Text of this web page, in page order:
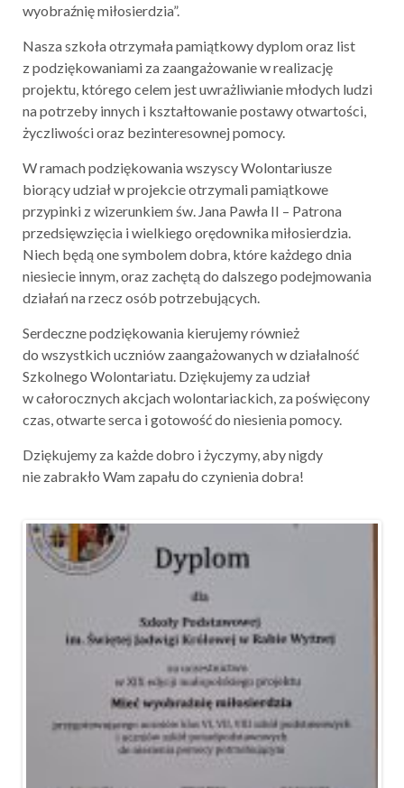
wyobraźnię miłosierdzia”.
Nasza szkoła otrzymała pamiątkowy dyplom oraz list
z podziękowaniami za zaangażowanie w realizację
projektu, którego celem jest uwrażliwianie młodych ludzi
na potrzeby innych i kształtowanie postawy otwartości,
życzliwości oraz bezinteresownej pomocy.
W ramach podziękowania wszyscy Wolontariusze
biorący udział w projekcie otrzymali pamiątkowe
przypinki z wizerunkiem św. Jana Pawła II – Patrona
przedsięwzięcia i wielkiego orędownika miłosierdzia.
Niech będą one symbolem dobra, które każdego dnia
niesiecie innym, oraz zachętą do dalszego podejmowania
działań na rzecz osób potrzebujących.
Serdeczne podziękowania kierujemy również
do wszystkich uczniów zaangażowanych w działalność
Szkolnego Wolontariatu. Dziękujemy za udział
w całorocznych akcjach wolontariackich, za poświęcony
czas, otwarte serca i gotowość do niesienia pomocy.
Dziękujemy za każde dobro i życzymy, aby nigdy
nie zabrakło Wam zapału do czynienia dobra!